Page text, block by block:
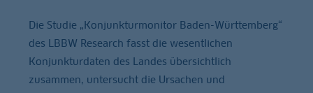
Die Studie „Konjunkturmonitor Baden-Württemberg“
des LBBW Research fasst die wesentlichen
Konjunkturdaten des Landes übersichtlich
zusammen, untersucht die Ursachen und